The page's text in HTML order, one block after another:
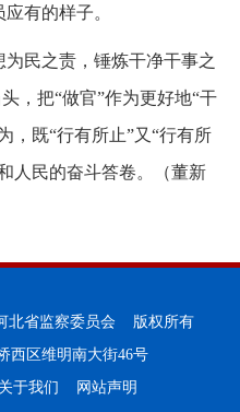
有的样子。
民之责，锤炼干净干事之
，把“做官”作为更好地“干
，既“行有所止”又“行有所
人民的奋斗答卷。（董新
北省监察委员会 版权所有
西区维明南大街46号
关于我们 网站声明